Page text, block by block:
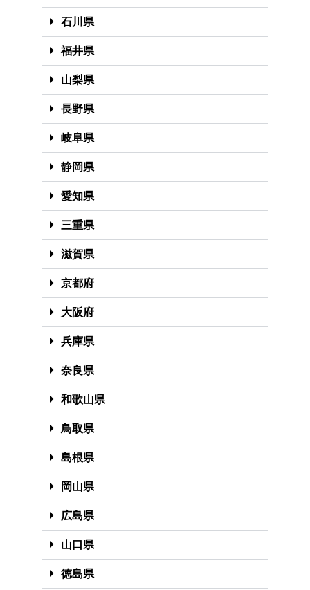
石川県
福井県
山梨県
長野県
岐阜県
静岡県
愛知県
三重県
滋賀県
京都府
大阪府
兵庫県
奈良県
和歌山県
鳥取県
島根県
岡山県
広島県
山口県
徳島県